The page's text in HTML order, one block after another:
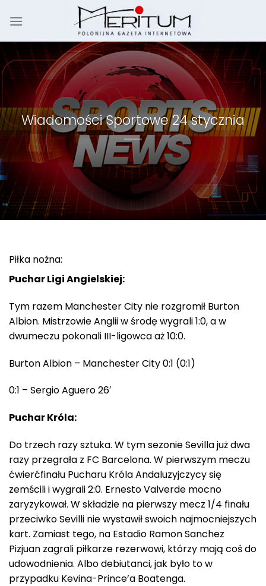
Wiadomości Sportowe 24 stycznia
Piłka nożna:
Puchar Ligi Angielskiej:
Tym razem Manchester City nie rozgromił Burton
Albion. Mistrzowie Anglii w środę wygrali 1:0, a w
dwumeczu pokonali III-ligowca aż 10:0.
Burton Albion – Manchester City 0:1 (0:1)
0:1 – Sergio Aguero 26′
Puchar Króla:
Do trzech razy sztuka. W tym sezonie Sevilla już dwa
razy przegrała z FC Barcelona. W pierwszym meczu
ćwierćfinału Pucharu Króla Andaluzyjczycy się
zemścili i wygrali 2:0. Ernesto Valverde mocno
zaryzykował. W składzie na pierwszy mecz 1/4 finału
przeciwko Sevilli nie wystawił swoich najmocniejszych
kart. Zamiast tego, na Estadio Ramon Sanchez
Pizjuan zagrali piłkarze rezerwowi, którzy mają coś do
udowodnienia. Albo debiutanci, jak było to w
przypadku Kevina-Prince’a Boatenga.